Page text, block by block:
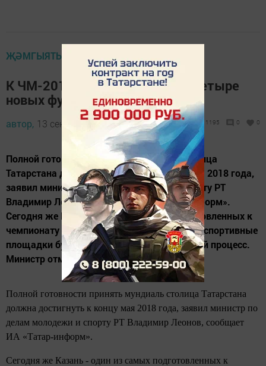
ҖӘМГЫЯТЬ
К ЧМ-2018 в Казани возведут четыре
новых футбольных поля
автор, 13 сентябрь 2017 - 07:41 1195 0 0
Полной готовности принять мундиаль столица
Татарстана должна достигнуть к концу мая 2018 года,
заявил министр по делам молодежи и спорту РТ
Владимир Леонов, сообщает ИА «Татар-информ».
Сегодня же Казань - один из самых подготовленных к
чемпионату мира по футболу город. Новые спортивные
площадки будут отданы под тренировочный процесс.
Министр отметил,...
Полной готовности принять мундиаль столица Татарстана
должна достигнуть к концу мая 2018 года, заявил министр по
делам молодежи и спорту РТ Владимир Леонов, сообщает
ИА «Татар-информ».
Сегодня же Казань - один из самых подготовленных к